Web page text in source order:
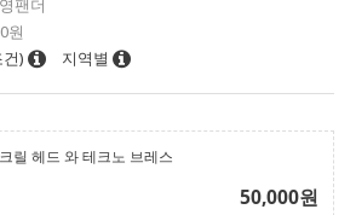
팬더
원
) 지역별
릴 헤드 와 테크노 브레스
50,000원